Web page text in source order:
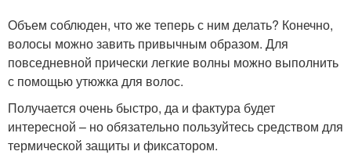
Объем соблюден, что же теперь с ним делать? Конечно,
волосы можно завить привычным образом. Для
повседневной прически легкие волны можно выполнить
с помощью утюжка для волос.
Получается очень быстро, да и фактура будет
интересной – но обязательно пользуйтесь средством для
термической защиты и фиксатором.